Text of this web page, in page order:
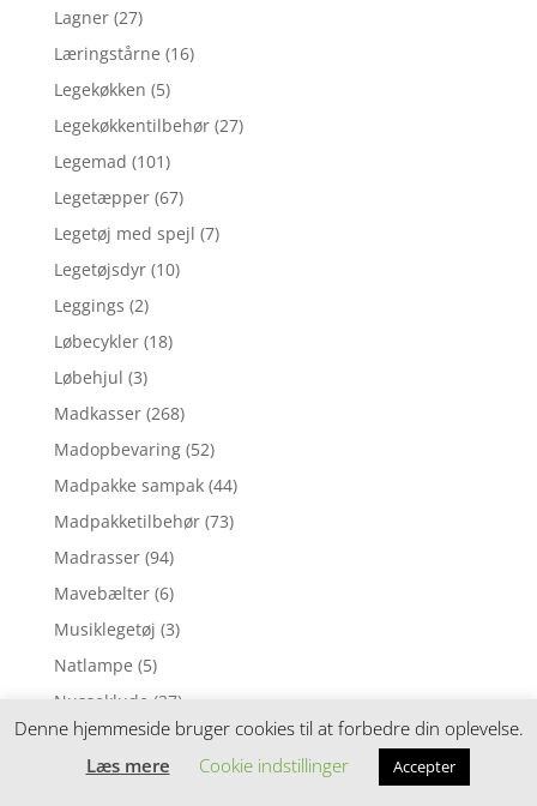
Lagner (27)
Læringstårne (16)
Legekøkken (5)
Legekøkkentilbehør (27)
Legemad (101)
Legetæpper (67)
Legetøj med spejl (7)
Legetøjsdyr (10)
Leggings (2)
Løbecykler (18)
Løbehjul (3)
Madkasser (268)
Madopbevaring (52)
Madpakke sampak (44)
Madpakketilbehør (73)
Madrasser (94)
Mavebælter (6)
Musiklegetøj (3)
Natlampe (5)
Nusseklude (27)
Ophængsringe (5)
Påskepynt (11)
Denne hjemmeside bruger cookies til at forbedre din oplevelse.
Læs mere
Cookie indstillinger Accepter